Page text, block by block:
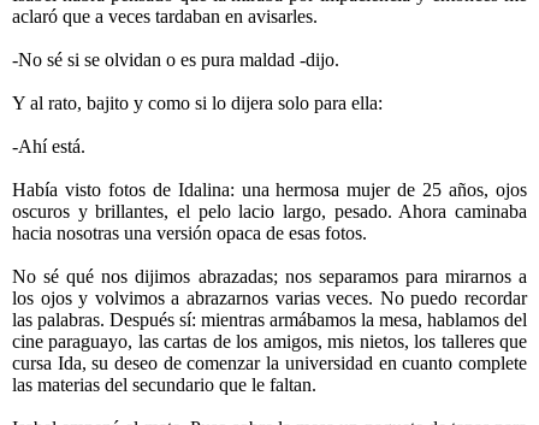
aclaró que a veces tardaban en avisarles.
-No sé si se olvidan o es pura maldad -dijo.
Y al rato, bajito y como si lo dijera solo para ella:
-Ahí está.
Había visto fotos de Idalina: una hermosa mujer de 25 años, ojos
oscuros y brillantes, el pelo lacio largo, pesado. Ahora caminaba
hacia nosotras una versión opaca de esas fotos.
No sé qué nos dijimos abrazadas; nos separamos para mirarnos a
los ojos y volvimos a abrazarnos varias veces. No puedo recordar
las palabras. Después sí: mientras armábamos la mesa, hablamos del
cine paraguayo, las cartas de los amigos, mis nietos, los talleres que
cursa Ida, su deseo de comenzar la universidad en cuanto complete
las materias del secundario que le faltan.